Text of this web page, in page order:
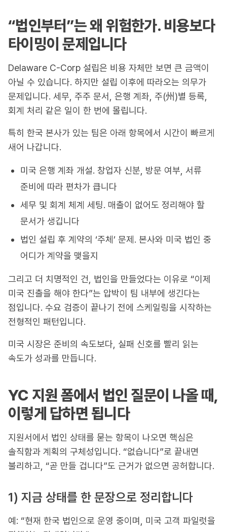
“법인부터”는 왜 위험한가. 비용보다
타이밍이 문제입니다
Delaware C-Corp 설립은 비용 자체만 보면 큰 금액이
아닐 수 있습니다. 하지만 설립 이후에 따라오는 의무가
문제입니다. 세무, 주주 문서, 은행 계좌, 주(州)별 등록,
회계 처리 같은 일이 한 번에 몰립니다.
특히 한국 본사가 있는 팀은 아래 항목에서 시간이 빠르게
새어 나갑니다.
미국 은행 계좌 개설. 창업자 신분, 방문 여부, 서류
준비에 따라 편차가 큽니다
세무 및 회계 체계 세팅. 매출이 없어도 정리해야 할
문서가 생깁니다
법인 설립 후 계약의 ‘주체’ 문제. 본사와 미국 법인 중
어디가 계약을 맺을지
그리고 더 치명적인 건, 법인을 만들었다는 이유로 “이제
미국 진출을 해야 한다”는 압박이 팀 내부에 생긴다는
점입니다. 수요 검증이 끝나기 전에 스케일링을 시작하는
전형적인 패턴입니다.
미국 시장은 준비의 속도보다, 실패 신호를 빨리 읽는
속도가 성과를 만듭니다.
YC 지원 폼에서 법인 질문이 나올 때,
이렇게 답하면 됩니다
지원서에서 법인 상태를 묻는 항목이 나오면 핵심은
솔직함과 계획의 구체성입니다. “없습니다”로 끝내면
불리하고, “곧 만들 겁니다”도 근거가 없으면 공허합니다.
1) 지금 상태를 한 문장으로 정리합니다
예: “현재 한국 법인으로 운영 중이며, 미국 고객 파일럿을